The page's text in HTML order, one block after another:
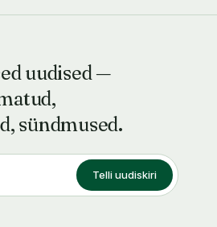
uudised —
sündmused.
Telli uudiskiri